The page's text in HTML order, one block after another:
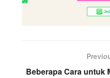
Beberapa Cara untuk